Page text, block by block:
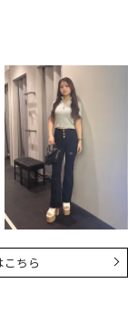
こちら